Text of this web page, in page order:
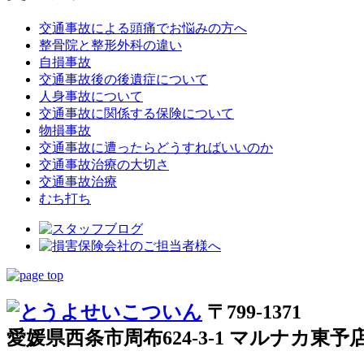
交通事故による頭痛でお悩みの方へ
整骨院と整形外科の違い
自損事故
交通事故後の後遺症について
人身事故について
交通事故に関係する保険について
物損事故
交通事故に遭ったらどうすればいいのか
交通事故治療の大切さ
交通事故治療
むち打ち
〒799-1371
愛媛県西条市周布624-3-1 マルナカ東予